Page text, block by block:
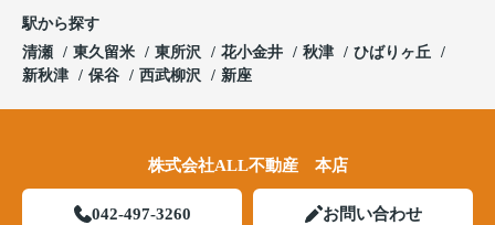
駅から探す
清瀬
東久留米 東所沢 花小金井 秋津
ひばりヶ丘
新秋津
保谷 西武柳沢 新座
株式会社ALL不動産 本店
042-497-3260 お問い合わせ